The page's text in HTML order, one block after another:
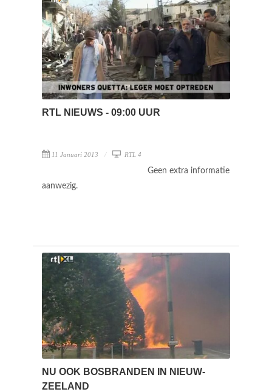
RTL NIEUWS - 09:00 UUR
11 Januari 2013 RTL 4
Geen extra informatie
aanwezig.
NU OOK BOSBRANDEN IN NIEUW-
ZEELAND